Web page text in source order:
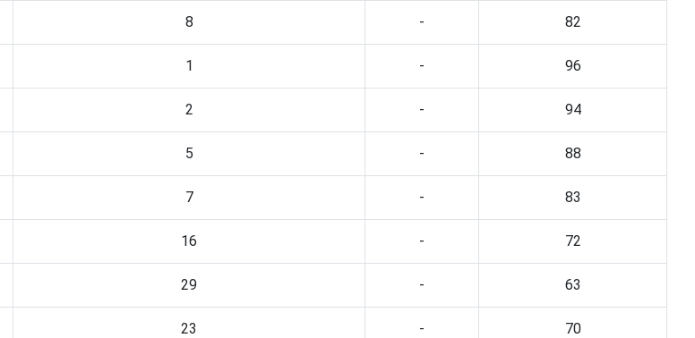
8 - 82
1 - 96
2 - 94
5 - 88
7 - 83
16 - 72
29 - 63
23 - 70